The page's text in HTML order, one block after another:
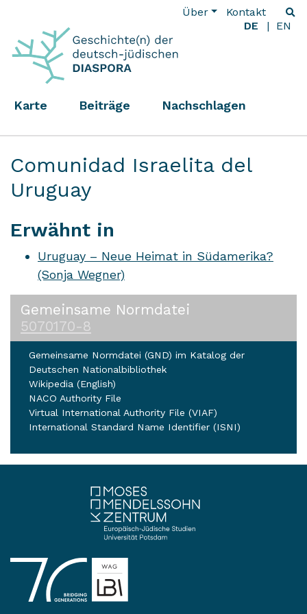
Über
Kontakt
DE
EN
Karte Beiträge Nachschlagen
Comunidad Israelita del
Uruguay
Erwähnt in
Uruguay – Neue Heimat in Südamerika?
(Sonja Wegner)
Gemeinsame Normdatei
5070170-8
Gemeinsame Normdatei (GND) im Katalog der
Deutschen Nationalbibliothek
Wikipedia (English)
NACO Authority File
Virtual International Authority File (VIAF)
International Standard Name Identifier (ISNI)